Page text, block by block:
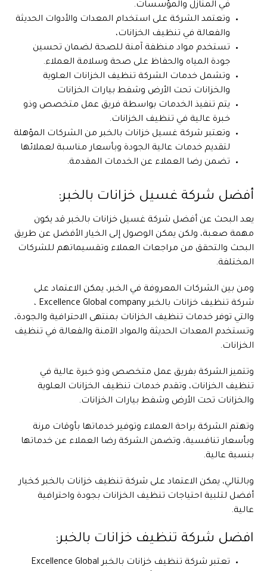
في المنازل والمؤسسات.
وتعتمد الشركة على استخدام المعدات والأدوات الحديثة
والفعالة في تنظيف الخزانات،
تستخدم مواد منظفة آمنة للصحة لضمان تحسين
جودة المياه والحفاظ على صحة وسلامة العملاء.
وتشمل خدمات الشركة تنظيف الخزانات العلوية
والخزانات تحت الأرض وشفط بيارات الخزانات
يتم تنفيذ الخدمات بواسطة فريق عمل متخصص وذو
خبرة عالية في تنظيف الخزانات.
وتعتبر شركة غسيل خزانات بالخبر من الشركات المؤهلة
لتقديم خدمات عالية الجودة وبأسعار مناسبة لعملائها
تضمن رضا العملاء عن الخدمات المقدمة.
أفضل شركة غسيل خزانات بالخبر:
يعد البحث عن أفضل شركة غسيل خزانات بالخبر قد يكون
مهمة صعبة، ولكن يمكن الوصول إلى الخيار الأفضل عن طريق
البحث والتحقق من مراجعات العملاء وتقسيماتهم للشركات
المختلفة.
ومن بين الشركات المعروفة في الخبر، يمكن الاعتماد على
شركة تنظيف خزانات بالخبر Excellence Global company ،
والتي توفر خدمات تنظيف الخزانات بمنتهى الاحترافية والجودة،
وتستخدم المعدات الحديثة والمواد الآمنة والفعالة في تنظيف
الخزانات.
وتتميز الشركة بفريق عمل متخصص وذو خبرة عالية في
تنظيف الخزانات، وتقدم خدمات تنظيف الخزانات العلوية
والخزانات تحت الأرض وشفط بيارات الخزانات.
وتهتم الشركة براحة العملاء وتوفير خدماتها بأوقات مرنة
وبأسعار تنافسية، وتضمن الشركة رضا العملاء عن خدماتها
بنسبة عالية.
وبالتالي، يمكن الاعتماد على شركة تنظيف خزانات بالخبر كخيار
أفضل لتلبية احتياجات تنظيف الخزانات بجودة واحترافية
عالية.
افضل شركة تنظيف خزانات بالخبر:
تعتبر شركة تنظيف خزانات بالخبر Excellence Global